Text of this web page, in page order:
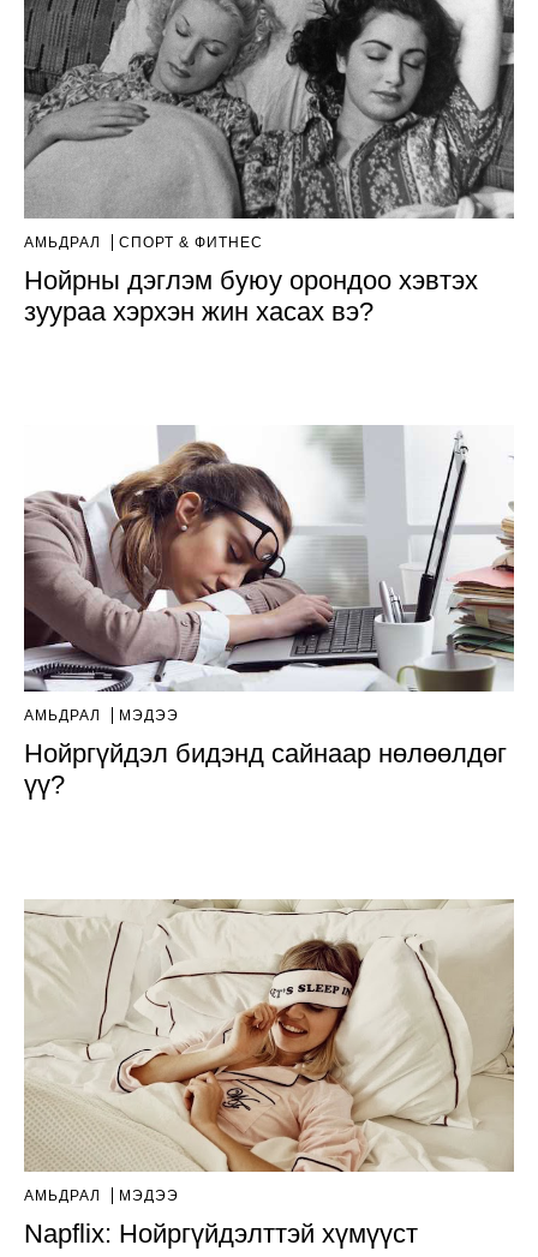
АМЬДРАЛ СПОРТ & ФИТНЕС
Нойрны дэглэм буюу орондоо хэвтэх
зуураа хэрхэн жин хасах вэ?
АМЬДРАЛ МЭДЭЭ
Нойргүйдэл бидэнд сайнаар нөлөөлдөг
үү?
АМЬДРАЛ МЭДЭЭ
Napflix: Нойргүйдэлттэй хүмүүст